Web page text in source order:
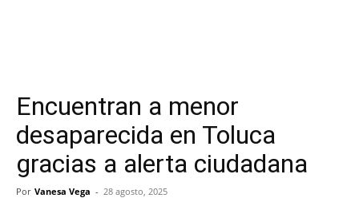
Encuentran a menor
desaparecida en Toluca
gracias a alerta ciudadana
Por Vanesa Vega - 28 agosto, 2025